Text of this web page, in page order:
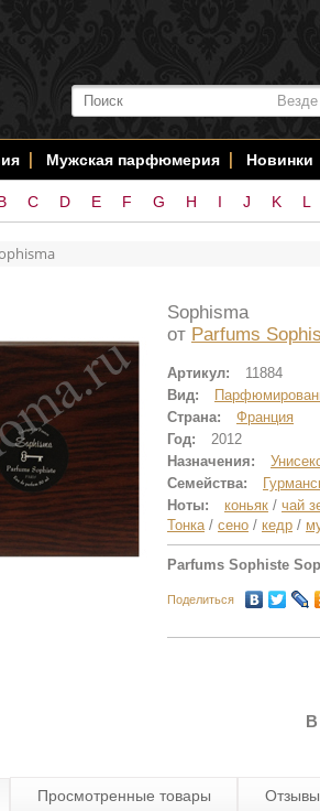
Мужская парфюмерия Новинки
C D E F G H I J K L
Sophisma
от Parfums
Артикул:
11884
Вид:
Страна:
Франция
Год:
2012
Назначения:
Семейства:
Ноты:
коньяк / чай
Тонка/ сено / кедр /
Parfums Sophiste
Поделиться
В
Просмотренные товары Отзывы